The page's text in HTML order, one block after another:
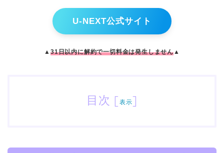
U-NEXT公式サイト
▲ 31日以内に解約で一切料金は発生しません▲
目次 [ 表示]